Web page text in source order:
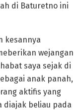
di Baturetno ini
kesannya
wejangan
saya sejak di
anak panah,
aktifis yang
diajak beliau pada